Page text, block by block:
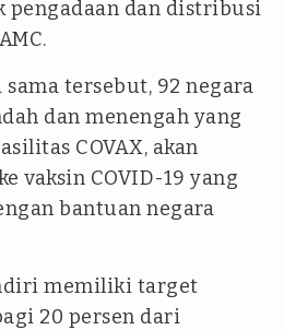
pengadaan dan distribusi
tersebut, 92 negara
dan menengah yang
COVAX, akan
vaksin COVID-19 yang
bantuan negara
memiliki target
20 persen dari